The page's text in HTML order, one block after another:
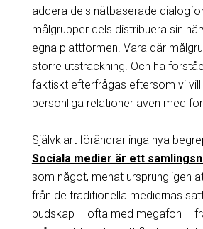
addera dels nätbaserade
målgrupper dels distribuera sin
egna plattformen. Vara där
större utsträckning. Och ha
faktiskt efterfrågas eftersom vi vill
personliga relationer även med
Självklart förändrar inga nya
Sociala medier är ett
som något, menat ursprungligen
från de traditionella mediernas
budskap – ofta med megafon –